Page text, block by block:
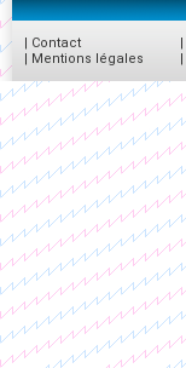
| Contact
| Mentions légales
|
|